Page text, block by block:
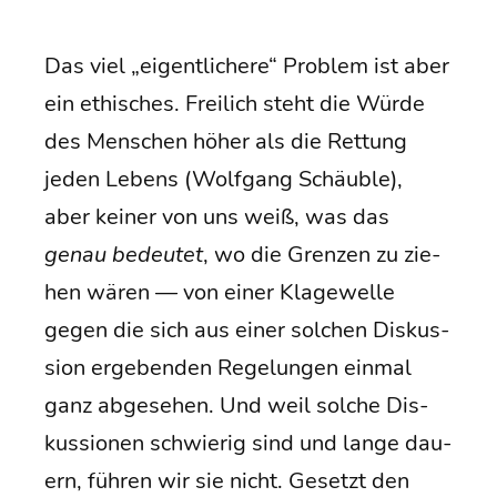
Das viel „eigent­li­che­re“ Pro­blem ist aber
ein ethi­sches. Frei­lich steht die Wür­de
des Men­schen höher als die Ret­tung
jeden Lebens (Wolf­gang Schäub­le),
aber kei­ner von uns weiß, was das
genau bedeu­tet, wo die Gren­zen zu zie­
hen wären — von einer Kla­ge­wel­le
gegen die sich aus einer sol­chen Dis­kus­
si­on erge­ben­den Rege­lun­gen ein­mal
ganz abge­se­hen. Und weil sol­che Dis­
kus­sio­nen schwie­rig sind und lan­ge dau­
ern, füh­ren wir sie nicht. Gesetzt den